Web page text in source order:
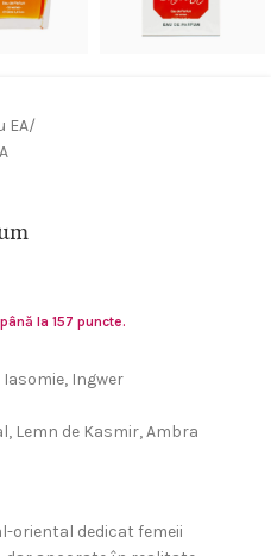
EA/
la 157 puncte.
Ingwer
Lemn de Kasmir, Ambra
oriental dedicat femeii